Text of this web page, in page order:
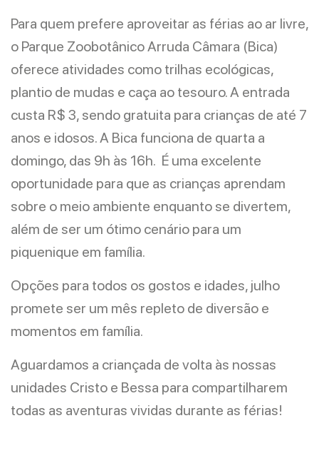
Para quem prefere aproveitar as férias ao ar livre,
o Parque Zoobotânico Arruda Câmara (Bica)
oferece atividades como trilhas ecológicas,
plantio de mudas e caça ao tesouro. A entrada
custa R$ 3, sendo gratuita para crianças de até 7
anos e idosos. A Bica funciona de quarta a
domingo, das 9h às 16h. É uma excelente
oportunidade para que as crianças aprendam
sobre o meio ambiente enquanto se divertem,
além de ser um ótimo cenário para um
piquenique em família.
Opções para todos os gostos e idades, julho
promete ser um mês repleto de diversão e
momentos em família.
Aguardamos a criançada de volta às nossas
unidades Cristo e Bessa para compartilharem
todas as aventuras vividas durante as férias!